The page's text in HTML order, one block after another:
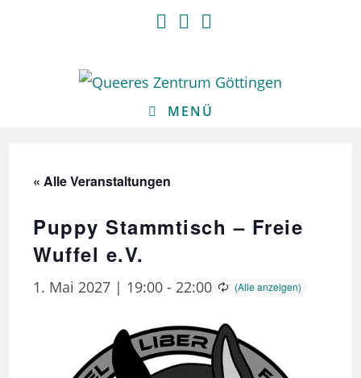
MENÜ
« Alle Veranstaltungen
Puppy Stammtisch – Freie
Wuffel e.V.
1. Mai 2027 | 19:00 - 22:00